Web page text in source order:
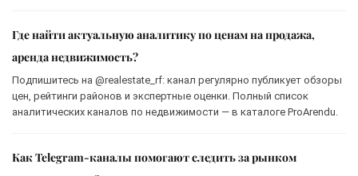
Где найти актуальную аналитику по ценам на продажа,
аренда недвижимость?
Подпишитесь на @realestate_rf: канал регулярно публикует обзоры
цен, рейтинги районов и экспертные оценки. Полный список
аналитических каналов по недвижимости — в каталоге ProArendu.
Как Telegram-каналы помогают следить за рынком